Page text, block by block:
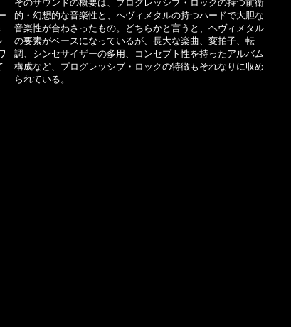
そのサウンドの概要は、プログレッシブ・ロックの持つ前衛
的・幻想的な音楽性と、ヘヴィメタルの持つハードで大胆な
音楽性が合わさったもの。どちらかと言うと、ヘヴィメタル
の要素がベースになっているが、長大な楽曲、変拍子、転
調、シンセサイザーの多用、コンセプト性を持ったアルバム
構成など、プログレッシブ・ロックの特徴もそれなりに収め
られている。